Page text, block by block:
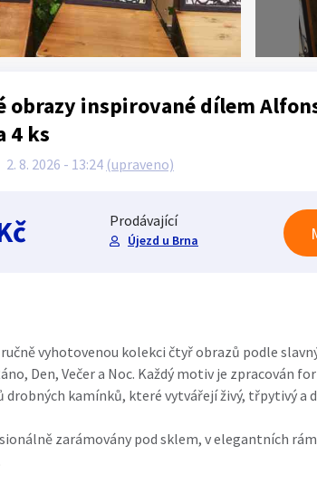
obrazy inspirované dílem
4 ks
2. 8. 2026 - 13:24 (upraveno)
Sdílet na
Prodávající
Újezd u Brna
vyhotovenou kolekci čtyř obrazů podle
Den, Večer a Noc. Každý motiv je zpracován
drobných kamínků, které vytvářejí živý, třpytivý a
zarámovány pod sklem, v elegantních